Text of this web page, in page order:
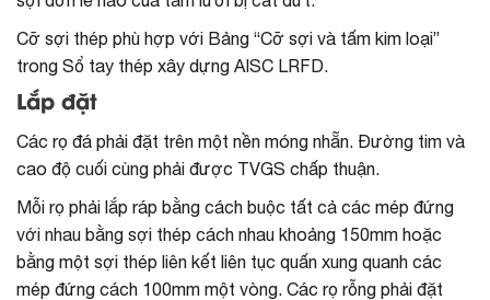
Cỡ sợi thép phù hợp với Bảng “Cỡ sợi và tấm kim loại”
trong Sổ tay thép xây dựng AISC LRFD.
Lắp đặt
Các rọ đá phải đặt trên một nền móng nhẵn. Đường tim và
cao độ cuối cùng phải được TVGS chấp thuận.
Mỗi rọ phải lắp ráp bằng cách buộc tất cả các mép đứng
với nhau bằng sợi thép cách nhau khoảng 150mm hoặc
bằng một sợi thép liên kết liên tục quấn xung quanh các
mép đứng cách 100mm một vòng. Các rọ rỗng phải đặt